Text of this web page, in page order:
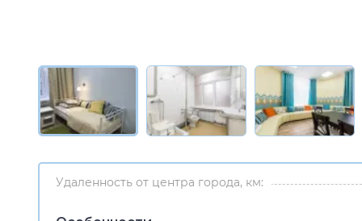
Удаленность от центра города, км: